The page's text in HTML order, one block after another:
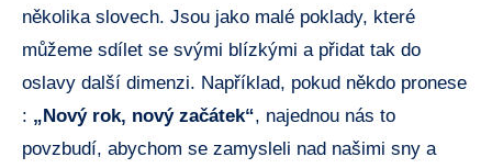
několika slovech. Jsou jako malé poklady, které
můžeme sdílet se svými blízkými a přidat tak do
oslavy další dimenzi. Například, pokud někdo pronese
: „Nový rok, nový začátek“, najednou nás to
povzbudí, abychom se zamysleli nad našimi sny a